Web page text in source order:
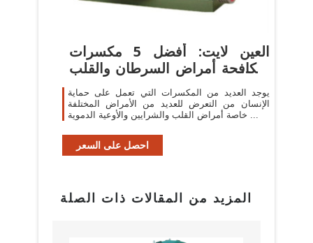
العين لايت: أفضل 5 مكسرات
لمكافحة أمراض السرطان والقلب
...
يوجد العديد من المكسرات التي تعمل على حماية
الإنسان من التعرض للعديد من الأمراض المختلفة
خاصة أمراض القلب والشرايين والأوعية الدموية ...
احصل على السعر
المزيد من المقالات ذات الصلة